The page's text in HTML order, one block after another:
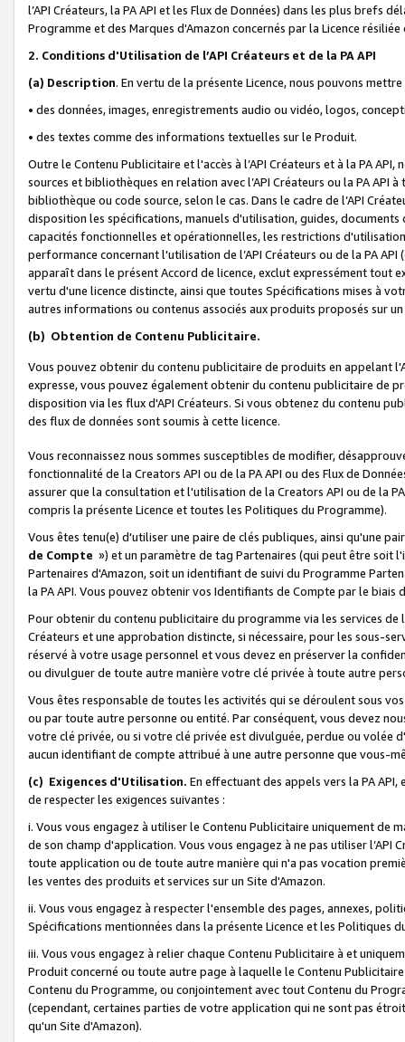
l’API Créateurs, la PA API et les Flux de Données) dans les plus
Programme et des Marques d'Amazon concernés par la Licence
2. Conditions d'Utilisation de l’API Créateurs et de la PA API
(a) Description. En vertu de la présente Licence, nous pouvons
• des données, images, enregistrements audio ou vidéo, logos,
• des textes comme des informations textuelles sur le Produit.
Outre le Contenu Publicitaire et l'accès à l’API Créateurs et à la PA
sources et bibliothèques en relation avec l’API Créateurs ou la PA
bibliothèque ou code source, selon le cas. Dans le cadre de l’API
disposition les spécifications, manuels d'utilisation, guides,
capacités fonctionnelles et opérationnelles, les restrictions
performance concernant l'utilisation de l’API Créateurs ou de la PA
apparaît dans le présent Accord de licence, exclut expressément tout
vertu d'une licence distincte, ainsi que toutes Spécifications mises à
autres informations ou contenus associés aux produits proposés sur
(b) Obtention de Contenu Publicitaire.
Vous pouvez obtenir du contenu publicitaire de produits en appelant
expresse, vous pouvez également obtenir du contenu publicitaire de
disposition via les flux d'API Créateurs. Si vous obtenez du contenu
des flux de données sont soumis à cette licence.
Vous reconnaissez nous sommes susceptibles de modifier,
fonctionnalité de la Creators API ou de la PA API ou des Flux de
assurer que la consultation et l'utilisation de la Creators API ou de la
compris la présente Licence et toutes les Politiques du Programme).
Vous êtes tenu(e) d'utiliser une paire de clés publiques, ainsi qu'une
de Compte ») et un paramètre de tag Partenaires (qui peut être soit
Partenaires d'Amazon, soit un identifiant de suivi du Programme
la PA API. Vous pouvez obtenir vos Identifiants de Compte par le biais
Pour obtenir du contenu publicitaire du programme via les services
Créateurs et une approbation distincte, si nécessaire, pour les sous-
réservé à votre usage personnel et vous devez en préserver la
ou divulguer de toute autre manière votre clé privée à toute autre
Vous êtes responsable de toutes les activités qui se déroulent sous
ou par toute autre personne ou entité. Par conséquent, vous devez
votre clé privée, ou si votre clé privée est divulguée, perdue ou volée
aucun identifiant de compte attribué à une autre personne que vous-
(c) Exigences d'Utilisation. En effectuant des appels vers la PA
de respecter les exigences suivantes :
i. Vous vous engagez à utiliser le Contenu Publicitaire uniquement de
de son champ d'application. Vous vous engagez à ne pas utiliser l’API
toute application ou de toute autre manière qui n'a pas vocation
les ventes des produits et services sur un Site d'Amazon.
ii. Vous vous engagez à respecter l'ensemble des pages, annexes,
Spécifications mentionnées dans la présente Licence et les Politiques
iii. Vous vous engagez à relier chaque Contenu Publicitaire à et
Produit concerné ou toute autre page à laquelle le Contenu
Contenu du Programme, ou conjointement avec tout Contenu du
(cependant, certaines parties de votre application qui ne sont pas
qu'un Site d'Amazon).